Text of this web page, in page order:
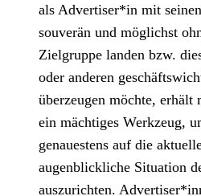
als Advertiser*in mit
souverän und möglichst
Zielgruppe landen bzw.
oder anderen
überzeugen möchte,
ein mächtiges Werkzeug,
genauestens auf die
augenblickliche Situation
auszurichten.